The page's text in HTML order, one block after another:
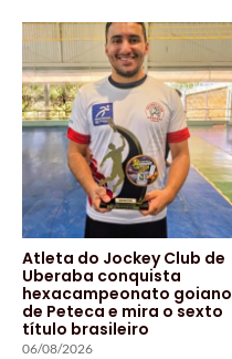
Atleta do Jockey Club de
Uberaba conquista
hexacampeonato goiano
de Peteca e mira o sexto
título brasileiro
06/08/2026